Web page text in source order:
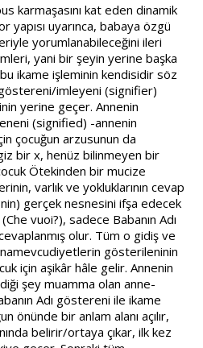
karmaşasını kat eden dinamik
yapısı uyarınca, babaya özgü
yorumlanabileceğini ileri
yani bir şeyin yerine başka
ikame işleminin kendisidir söz
göstereni/imleyeni (signifier)
yerine geçer. Annenin
(signified) -annenin
çocuğun arzusunun da
bir x, henüz bilinmeyen bir
Ötekinden bir mucize
varlık ve yokluklarının cevap
gerçek nesnesini ifşa edecek
vuoi?), sadece Babanın Adı
olur. Tüm o gidiş ve
gösterileninin
için aşikâr hâle gelir. Annenin
şey muamma olan anne-
Adı göstereni ile ikame
önünde bir anlam alanı açılır,
belirir/ortaya çıkar, ilk kez